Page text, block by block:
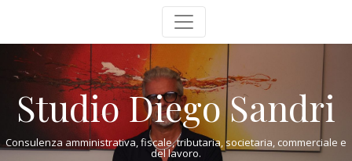
Studio Diego Sandri
Consulenza amministrativa, fiscale, tributaria, societaria, commerciale e
del lavoro.